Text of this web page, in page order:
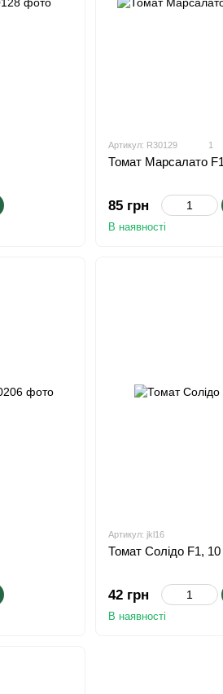
Артикул: R30129 1
Томат Марсалато
85 грн
В наявності
Артикул: jkl16
Томат Солідо F1,
42 грн
В наявності